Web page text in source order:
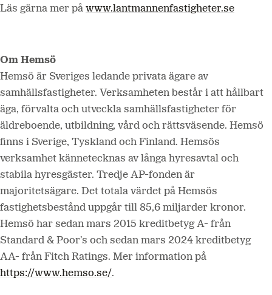
Läs gärna mer på www.lantmannenfastigheter.se
Om Hemsö
Hemsö är Sveriges ledande privata ägare av
samhällsfastigheter. Verksamheten består i att hållbart
äga, förvalta och utveckla samhällsfastigheter för
äldreboende, utbildning, vård och rättsväsende. Hemsö
finns i Sverige, Tyskland och Finland. Hemsös
verksamhet kännetecknas av långa hyresavtal och
stabila hyresgäster. Tredje AP-fonden är
majoritetsägare. Det totala värdet på Hemsös
fastighetsbestånd uppgår till 85,6 miljarder kronor.
Hemsö har sedan mars 2015 kreditbetyg A- från
Standard & Poor’s och sedan mars 2024 kreditbetyg
AA- från Fitch Ratings. Mer information på
https://www.hemso.se/.